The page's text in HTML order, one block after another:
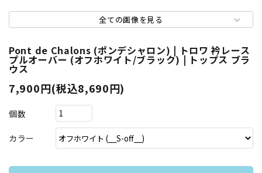
全ての画像を見る
Pont de Chalons (ポンデシャロン) | トロワ 衿レース
プルオーバー (オフホワイト/ブラック) | トップス ブラ
ウス
7,900円(税込8,690円)
個数
カラー